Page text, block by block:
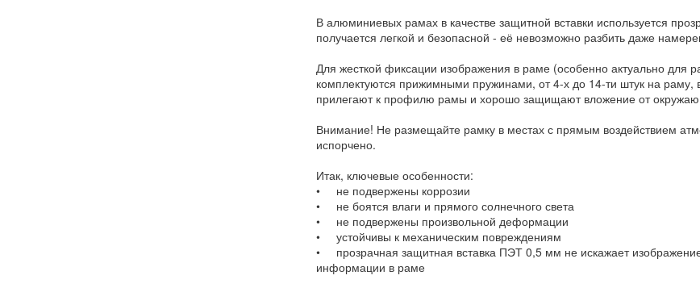
В алюминиевых рамах в качестве защитной вставки используется
получается легкой и безопасной - её невозможно разбить даже
Для жесткой фиксации изображения в раме (особенно актуально
комплектуются прижимными пружинами, от 4-х до 14-ти штук на раму,
прилегают к профилю рамы и хорошо защищают вложение от
Внимание! Не размещайте рамку в местах с прямым воздействием
испорчено.
Итак, ключевые особенности:
• не подвержены коррозии
• не боятся влаги и прямого солнечного света
• не подвержены произвольной деформации
• устойчивы к механическим повреждениям
• прозрачная защитная вставка ПЭТ 0,5 мм не искажает
информации в раме